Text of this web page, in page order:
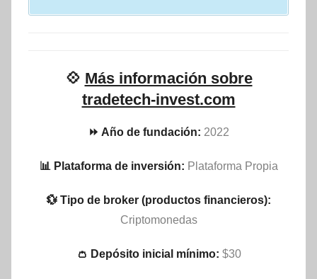
💠 Más información sobre
tradetech-invest.com
⏩ Año de fundación: 2022
📊 Plataforma de inversión: Plataforma Propia
💱 Tipo de broker (productos financieros):
Criptomonedas
👛 Depósito inicial mínimo: $30